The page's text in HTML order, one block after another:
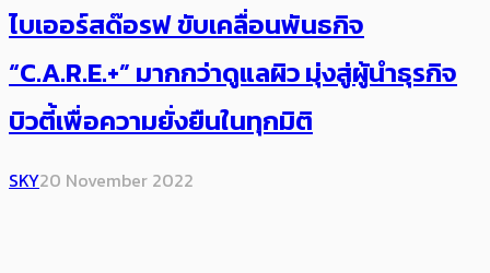
ไบเออร์สด๊อรฟ ขับเคลื่อนพันธกิจ
“C.A.R.E.+” มากกว่าดูแลผิว มุ่งสู่ผู้นำธุรกิจ
บิวตี้เพื่อความยั่งยืนในทุกมิติ
SKY20 November 2022